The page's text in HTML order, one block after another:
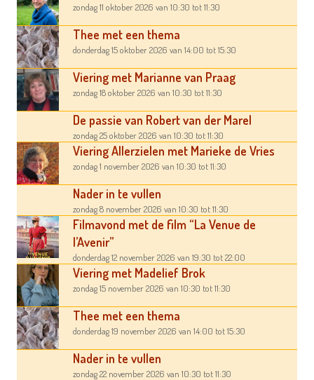
zondag 11 oktober 2026 van 10:30 tot 11:30
Thee met een thema
donderdag 15 oktober 2026 van 14:00 tot 15:30
Viering met Marianne van Praag
zondag 18 oktober 2026 van 10:30 tot 11:30
De passie van Robert van der Marel
zondag 25 oktober 2026 van 10:30 tot 11:30
Viering Allerzielen met Marieke de Vries
zondag 1 november 2026 van 10:30 tot 11:30
Nader in te vullen
zondag 8 november 2026 van 10:30 tot 11:30
Filmavond met de film “La Venue de
l’Avenir”
donderdag 12 november 2026 van 19:30 tot 22:00
Viering met Madelief Brok
zondag 15 november 2026 van 10:30 tot 11:30
Thee met een thema
donderdag 19 november 2026 van 14:00 tot 15:30
Nader in te vullen
zondag 22 november 2026 van 10:30 tot 11:30